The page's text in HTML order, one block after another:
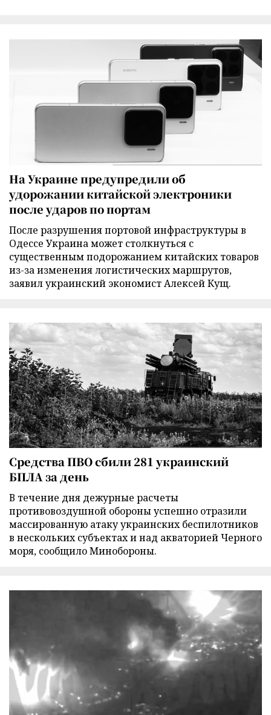
На Украине предупредили об
удорожании китайской электроники
после ударов по портам
После разрушения портовой инфраструктуры в
Одессе Украина может столкнуться с
существенным подорожанием китайских товаров
из-за изменения логистических маршрутов,
заявил украинский экономист Алексей Кущ.
Средства ПВО сбили 281 украинский
БПЛА за день
В течение дня дежурные расчеты
противовоздушной обороны успешно отразили
массированную атаку украинских беспилотников
в нескольких субъектах и над акваторией Черного
моря, сообщило Минобороны.